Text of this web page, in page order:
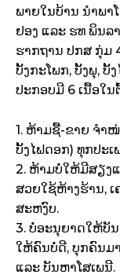
ພາຍໃນບ້ານ ນໍາພາ
ຢອງ ແລະ ຮທ ພິນລ
ຮາກຖານ ປກສ ກຸ່ມ
ບັ້ງກະໂພກ, ບັ້ງພຸ, ບັ້
ປະກອບມີ 6 ເນື້ອໃນ
1. ຫ້າມຊື້-ຂາຍ ຈໍາ
ບັ້ງໄຟດອກ) ທຸກປະເ
2. ຫ້າມບໍ່ໃຫ້ມີສຽງ
ສວຍໃຊ້ຫ້າງຮ້ານ,
ສະຫງົບ.
3. ບໍ່ອະນຸຍາດໃຫ້ບັ
ໃຫ້ຄົນບໍ່ດີ, ບຸກຄົນມ
ແລະ ບັນຫາໂສເພນີ.